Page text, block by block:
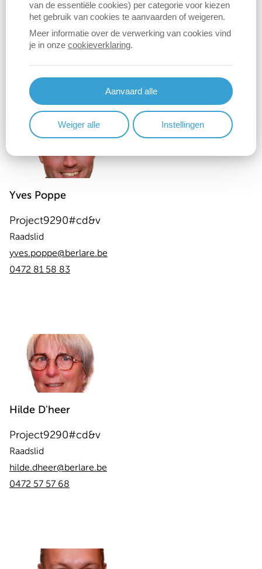
N-VA
Raadslid
albrecht.arbyn@berlare.be
Yves Poppe
Project9290#cd&v
Raadslid
yves.poppe@berlare.be
0472 81 58 83
Hilde D'heer
Project9290#cd&v
Raadslid
hilde.dheer@berlare.be
0472 57 57 68
van de essentiële cookies) per categorie voor kiezen
het gebruik van cookies te aanvaarden of weigeren.
Meer informatie over de verwerking van cookies vind
je in onze cookieverklaring.
Aanvaard alle
Weiger alle Instellingen